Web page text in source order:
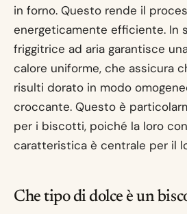
in forno. Questo rende il
energeticamente efficiente. In
friggitrice ad aria garantisce
calore uniforme, che assicura
risulti dorato in modo
croccante. Questo è
per i biscotti, poiché la loro
caratteristica è centrale per il
Che tipo di dolce è un